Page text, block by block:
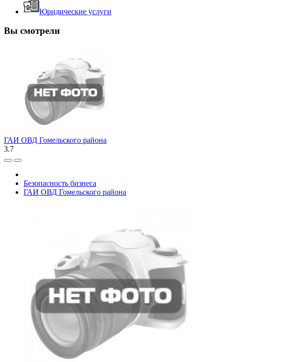
Юридические услуги
Вы смотрели
ГАИ ОВД Гомельского района
3.7
Безопасность бизнеса
ГАИ ОВД Гомельского района